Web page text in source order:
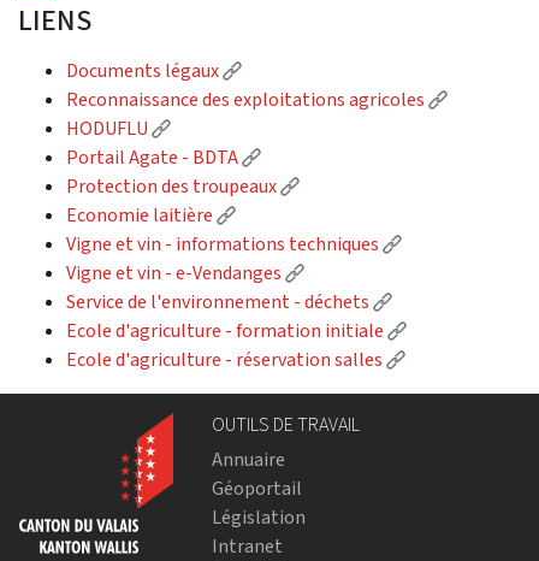
LIENS
Documents légaux
(Lien externe)
Reconnaissance des exploitations agricoles
(Lien
HODUFLU
(Lien externe)
Portail Agate - BDTA
(Lien externe)
Protection des troupeaux
(Lien externe)
Economie laitière
(Lien externe)
Vigne et vin - informations techniques
(Lien externe)
Vigne et vin - e-Vendanges
(Lien externe)
Service de l'environnement - déchets
(Lien externe)
Ecole d'agriculture - formation initiale
(Lien externe)
Ecole d'agriculture - réservation salles
(Lien externe)
OUTILS DE TRAVAIL
Annuaire
Géoportail
Législation
Intranet